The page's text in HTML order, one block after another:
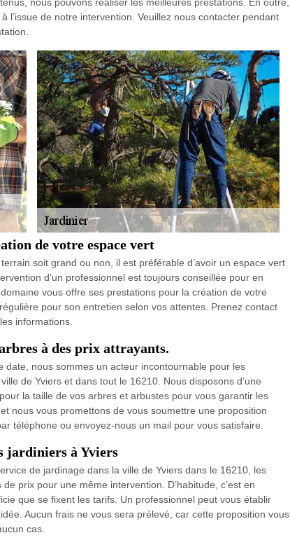
l’issue de notre intervention. Veuillez nous contacter pendant
de votre espace vert
soit grand ou non, il est préférable d’avoir un espace vert
d’un professionnel est toujours conseillée pour en
vous offre ses prestations pour la création de votre
pour son entretien selon vos attentes. Prenez contact
informations.
à des prix attrayants.
nous sommes un acteur incontournable pour les
de Yviers et dans tout le 16210. Nous disposons d’une
la taille de vos arbres et arbustes pour vous garantir les
nous vous promettons de vous soumettre une proposition
téléphone ou envoyez-nous un mail pour vous satisfaire.
jardiniers à Yviers
de jardinage dans la ville de Yviers dans le 16210, les
prix pour une même intervention. D’habitude, c’est en
que se fixent les tarifs. Un professionnel peut vous établir
Aucun frais ne vous sera prélevé, car cette proposition vous
cas.